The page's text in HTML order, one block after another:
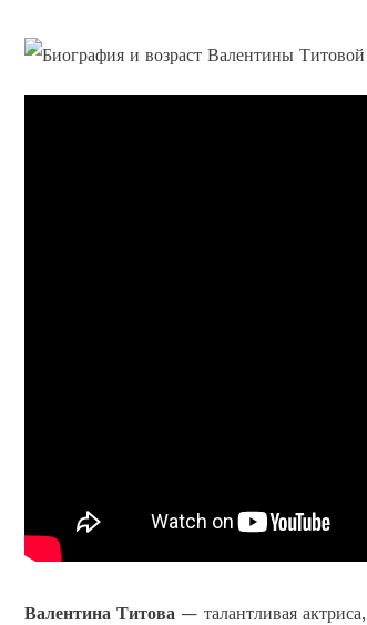
Валентина Титова — талантливая